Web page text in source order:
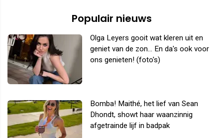
Populair nieuws
Olga Leyers gooit wat kleren uit en
geniet van de zon... En da's ook voor
ons genieten! (foto's)
Bomba! Maithé, het lief van Sean
Dhondt, showt haar waanzinnig
afgetrainde lijf in badpak